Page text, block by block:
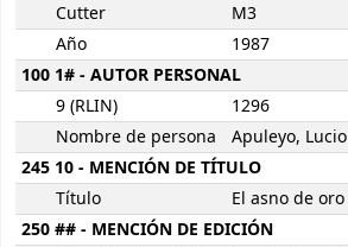
Cutter
M3
Año
1987
100 1# - AUTOR PERSONAL
9 (RLIN)
1296
Nombre de persona
Apuleyo, Lucio
245 10 - MENCIÓN DE TÍTULO
Título
El asno de oro
250 ## - MENCIÓN DE EDICIÓN